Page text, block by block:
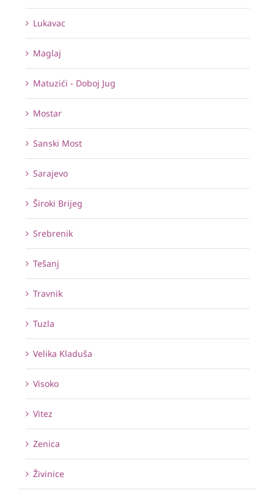
Lukavac
Maglaj
Matuzići - Doboj Jug
Mostar
Sanski Most
Sarajevo
Široki Brijeg
Srebrenik
Tešanj
Travnik
Tuzla
Velika Kladuša
Visoko
Vitez
Zenica
Živinice